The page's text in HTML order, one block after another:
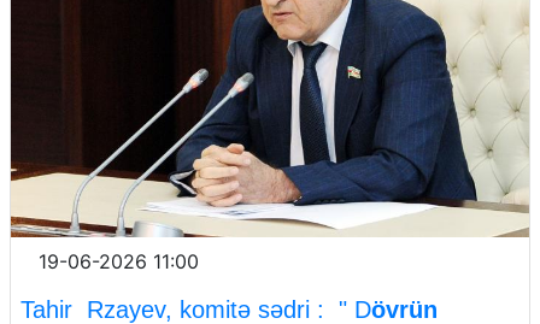
19-06-2026 11:00
Tahir Rzayev, komitə sədri : " Dövrün